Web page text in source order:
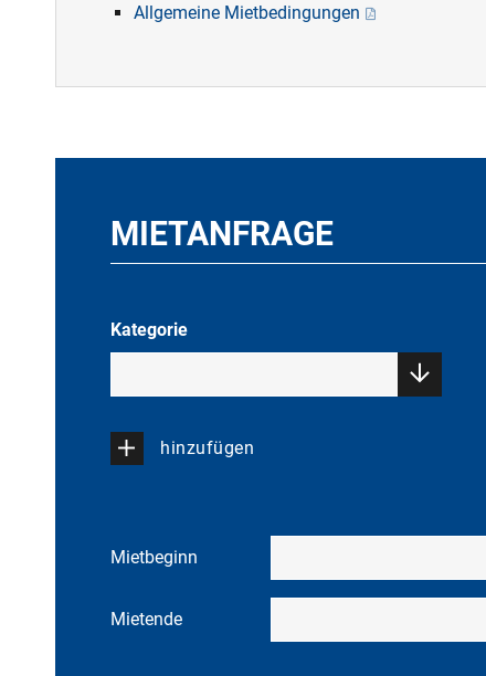
Allgemeine Mietbedingungen
MIETANFRAGE
Kategorie
hinzufügen
Mietbeginn
Mietende